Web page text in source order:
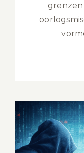
grenzen